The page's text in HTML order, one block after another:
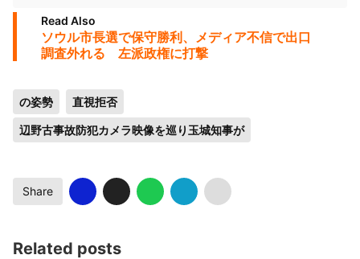
Read Also
ソウル市長選で保守勝利、メディア不信で出口
調査外れる 左派政権に打撃
の姿勢 直視拒否
辺野古事故防犯カメラ映像を巡り玉城知事が
Share
Related posts